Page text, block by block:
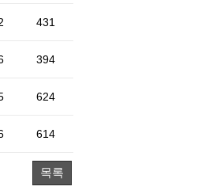
431
394
624
614
목록